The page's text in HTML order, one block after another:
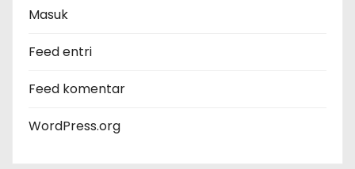
r
Masuk
Feed entri
Feed komentar
WordPress.org